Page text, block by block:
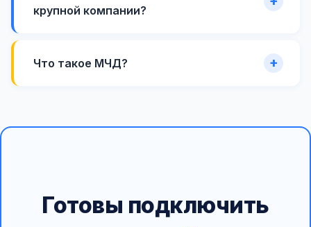
крупной компании?
Что такое МЧД?
Готовы подключить